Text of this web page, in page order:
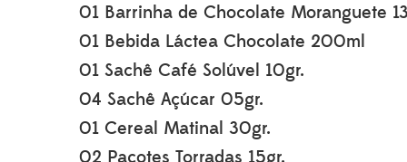
01 Barrinha de Chocolate Moranguete
01 Bebida Láctea Chocolate 200ml
01 Sachê Café Solúvel 10gr.
04 Sachê Açúcar 05gr.
01 Cereal Matinal 30gr.